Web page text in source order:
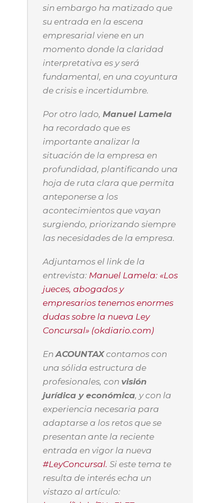
sin embargo ha matizado que
su entrada en la escena
empresarial viene en un
momento donde la claridad
interpretativa es y será
fundamental, en una coyuntura
de crisis e incertidumbre.
Por otro lado, Manuel Lamela
ha recordado que es
importante analizar la
situación de la empresa en
profundidad, plantificando una
hoja de ruta clara que permita
anteponerse a los
acontecimientos que vayan
surgiendo, priorizando siempre
las necesidades de la empresa.
Adjuntamos el link de la
entrevista: Manuel Lamela: «Los
jueces, abogados y
empresarios tenemos enormes
dudas sobre la nueva Ley
Concursal» (okdiario.com)
EnACOUNTAXcontamos con
una sólida estructura de
profesionales, con visión
jurídica y económica, y con la
experiencia necesaria para
adaptarse a los retos que se
presentan ante la reciente
entrada en vigor la nueva
#LeyConcursal. Si este tema te
resulta de interés echa un
vistazo al artículo: